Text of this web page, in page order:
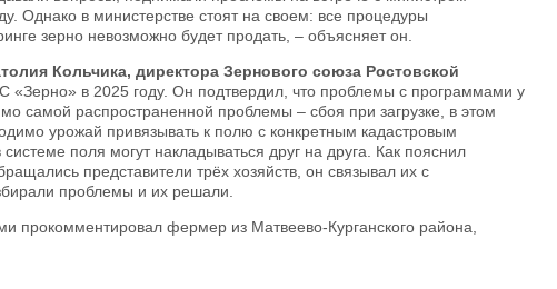
Однако в министерстве стоят на своем: все процедуры
зерно невозможно будет продать, – объясняет он.
Кольчика, директора Зернового союза Ростовской
«Зерно» в 2025 году. Он подтвердил, что проблемы с программами у
самой распространенной проблемы – сбоя при загрузке, в этом
урожай привязывать к полю с конкретным кадастровым
поля могут накладываться друг на друга. Как пояснил
представители трёх хозяйств, он связывал их с
проблемы и их решали.
прокомментировал фермер из Матвеево-Курганского района,